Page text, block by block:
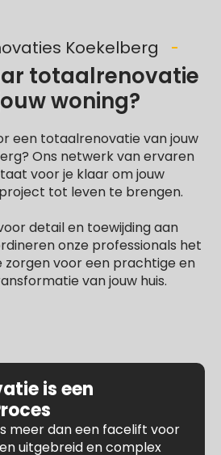
Koekelberg
totaalrenovatie
woning?
een totaalrenovatie van jouw
Ons netwerk van ervaren
voor je klaar om jouw
tot leven te brengen.
detail en toewijding aan
onze professionals het
zorgen voor een prachtige en
van jouw huis.
is een
meer dan een facelift voor
uitgebreid en complex